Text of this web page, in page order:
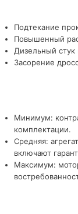
Подтекание
Повышенный
Дизельный стук
Засорение
Минимум:
комплектации.
Средняя:
включают
Максимум: